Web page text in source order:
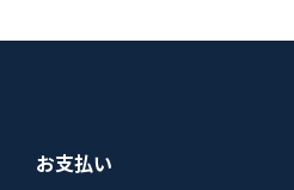
お支払い